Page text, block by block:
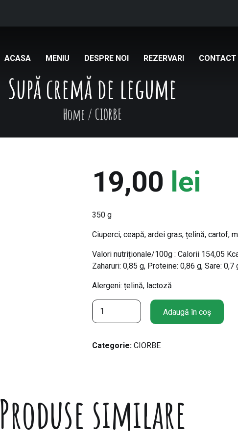
ACASA MENIU DESPRE NOI REZERVARI CONTACT
Supă cremă de legume
Home / CIORBE
19,00 lei
350 g
Ciuperci, ceapă, ardei gras, țelină, cartof,
Valori nutriționale/100g : Calorii 154,05
Zaharuri: 0,85 g, Proteine: 0,86 g, Sare: 0,7
Alergeni: țelină, lactoză
C
a
t
S
Adaugă în coș
Categorie: CIORBE
Produse similare